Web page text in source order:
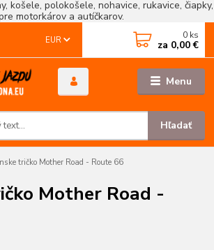
košele, polokošele, nohavice, rukavice, čiapky,
motorkárov a autíčkarov.
Menu
EUR
Hľadať
0 ks
za 0,00 €
tričko Mother Road - Route 66
Mother Road -